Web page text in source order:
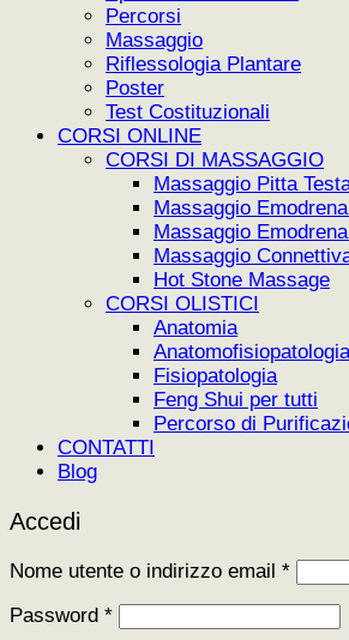
Percorsi
Massaggio
Riflessologia Plantare
Poster
Test Costituzionali
CORSI ONLINE
CORSI DI MASSAGGIO
Massaggio Pitta
Massaggio
Massaggio
Massaggio
Hot Stone Massage
CORSI OLISTICI
Anatomia
Anatomofisiopatologia
Fisiopatologia
Feng Shui per tutti
Percorso di
CONTATTI
Blog
Accedi
Nome utente o indirizzo email *
Password *Richiesto